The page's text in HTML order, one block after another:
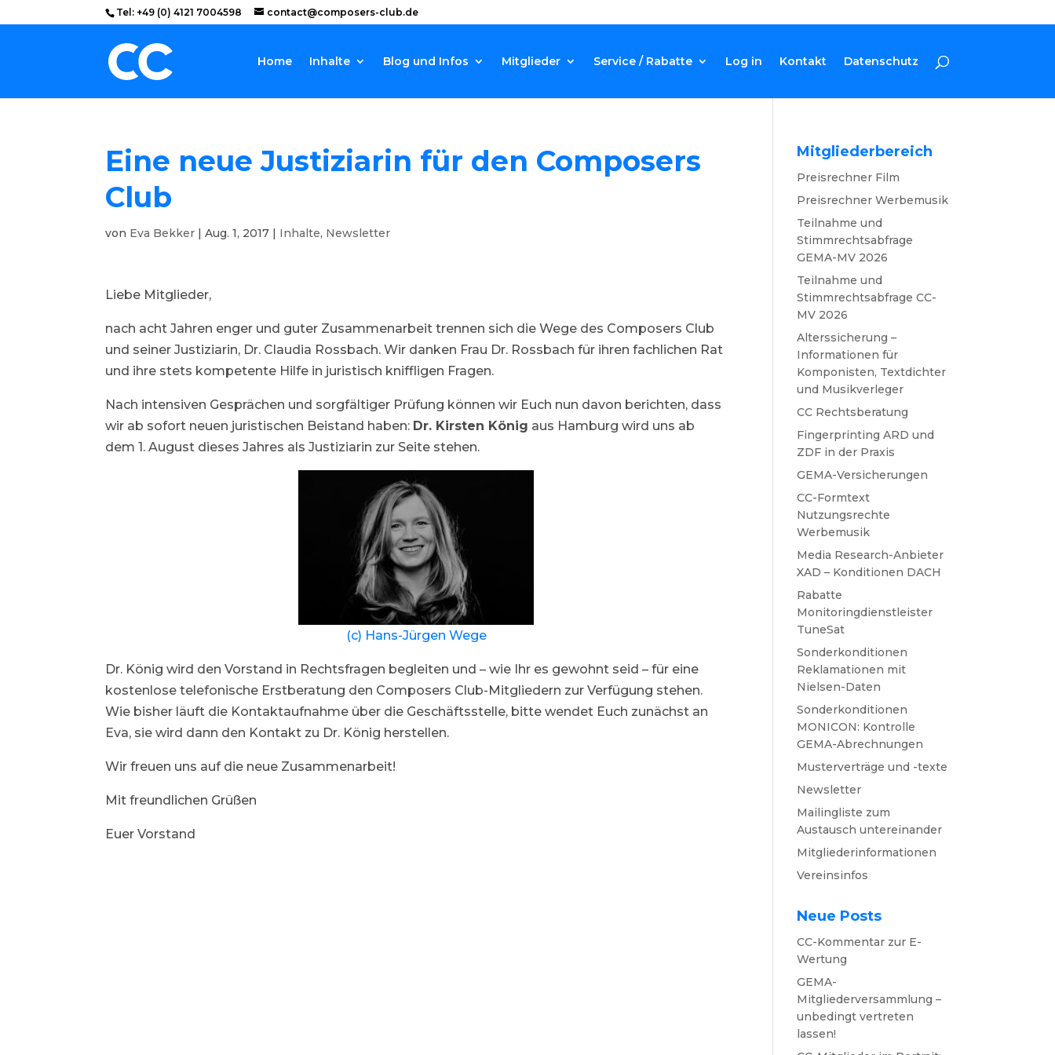
Tel: +49 (0) 4121 7004598 contact@composers-club.de
Home Inhalte Blog und Infos Mitglieder Service / Rabatte Log in Kontakt Datenschutz
Eine neue Justiziarin für den Composers
Club
von Eva Bekker |Aug. 1, 2017 | Inhalte, Newsletter
Liebe Mitglieder,
nach acht Jahren enger und guter Zusammenarbeit trennen sich die Wege des Composers Club
und seiner Justiziarin, Dr. Claudia Rossbach. Wir danken Frau Dr. Rossbach für ihren fachlichen Rat
und ihre stets kompetente Hilfe in juristisch kniffligen Fragen.
Nach intensiven Gesprächen und sorgfältiger Prüfung können wir Euch nun davon berichten, dass
wir ab sofort neuen juristischen Beistand haben: Dr. Kirsten König aus Hamburg wird uns ab
dem 1. August dieses Jahres als Justiziarin zur Seite stehen.
(c) Hans-Jürgen Wege
Dr. König wird den Vorstand in Rechtsfragen begleiten und – wie Ihr es gewohnt seid – für eine
kostenlose telefonische Erstberatung den Composers Club-Mitgliedern zur Verfügung stehen.
Wie bisher läuft die Kontaktaufnahme über die Geschäftsstelle, bitte wendet Euch zunächst an
Eva, sie wird dann den Kontakt zu Dr. König herstellen.
Wir freuen uns auf die neue Zusammenarbeit!
Mit freundlichen Grüßen
Euer Vorstand
Mitgliederbereich
Preisrechner Film
Preisrechner Werbemusik
Teilnahme und
Stimmrechtsabfrage
GEMA-MV 2026
Teilnahme und
Stimmrechtsabfrage CC-
MV 2026
Alterssicherung –
Informationen für
Komponisten, Textdichter
und Musikverleger
CC Rechtsberatung
Fingerprinting ARD und
ZDF in der Praxis
GEMA-Versicherungen
CC-Formtext
Nutzungsrechte
Werbemusik
Media Research-Anbieter
XAD – Konditionen DACH
Rabatte
Monitoringdienstleister
TuneSat
Sonderkonditionen
Reklamationen mit
Nielsen-Daten
Sonderkonditionen
MONICON: Kontrolle
GEMA-Abrechnungen
Musterverträge und -texte
Newsletter
Mailingliste zum
Austausch untereinander
Mitgliederinformationen
Vereinsinfos
Neue Posts
CC-Kommentar zur E-
Wertung
GEMA-
Mitgliederversammlung –
unbedingt vertreten
lassen!